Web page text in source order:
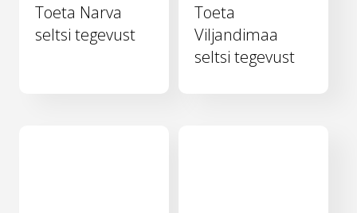
Toeta Narva
seltsi tegevust
Toeta
Viljandimaa
seltsi tegevust